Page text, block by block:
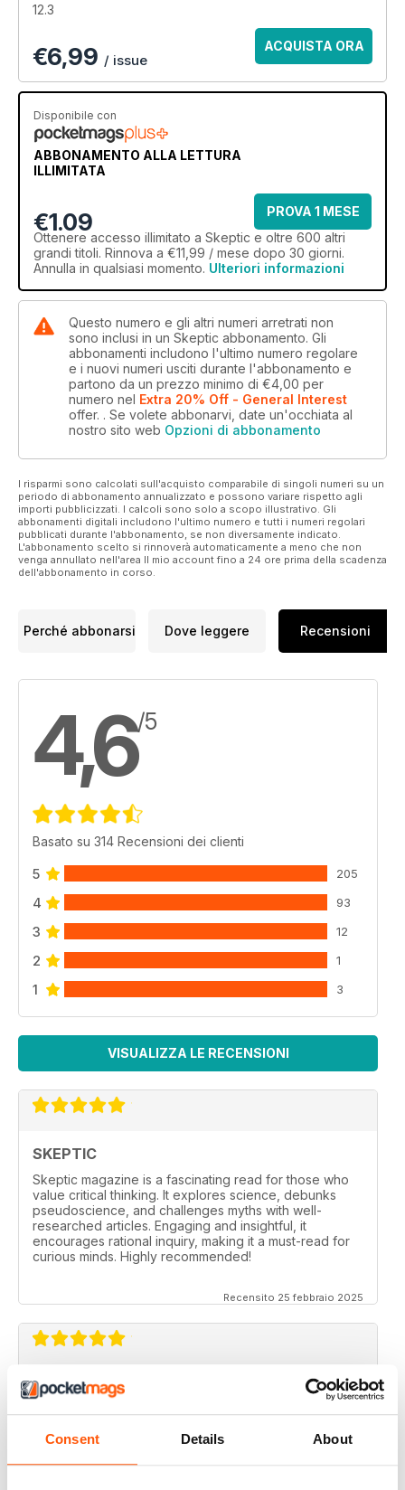
Consent Details About
12.3
€6,99 / issue
ACQUISTA ORA
Disponibile con
ABBONAMENTO ALLA LETTURA
ILLIMITATA
€1.09
PROVA 1 MESE
Ottenere accesso illimitato a Skeptic e oltre 600 altri
grandi titoli. Rinnova a €11,99 / mese dopo 30 giorni.
Annulla in qualsiasi momento. Ulteriori informazioni
Questo numero e gli altri numeri arretrati non
sono inclusi in un Skeptic abbonamento. Gli
abbonamenti includono l'ultimo numero regolare
e i nuovi numeri usciti durante l'abbonamento e
partono da un prezzo minimo di €4,00 per
numero nel Extra 20% Off - General Interest
offer. . Se volete abbonarvi, date un'occhiata al
nostro sito web Opzioni di abbonamento
I risparmi sono calcolati sull'acquisto comparabile di singoli numeri su un
periodo di abbonamento annualizzato e possono variare rispetto agli
importi pubblicizzati. I calcoli sono solo a scopo illustrativo. Gli
abbonamenti digitali includono l'ultimo numero e tutti i numeri regolari
pubblicati durante l'abbonamento, se non diversamente indicato.
L'abbonamento scelto si rinnoverà automaticamente a meno che non
venga annullato nell'area Il mio account fino a 24 ore prima della scadenza
dell'abbonamento in corso.
Perché abbonarsi Dove leggere Recensioni
4,6/5
Basato su 314 Recensioni dei clienti
5 205
4 93
3 12
2 1
1 3
VISUALIZZA LE RECENSIONI
SKEPTIC
Skeptic magazine is a fascinating read for those who
value critical thinking. It explores science, debunks
pseudoscience, and challenges myths with well-
researched articles. Engaging and insightful, it
encourages rational inquiry, making it a must-read for
curious minds. Highly recommended!
Recensito 25 febbraio 2025
SKEPTIC
I like that even no scientists (like me) can read the